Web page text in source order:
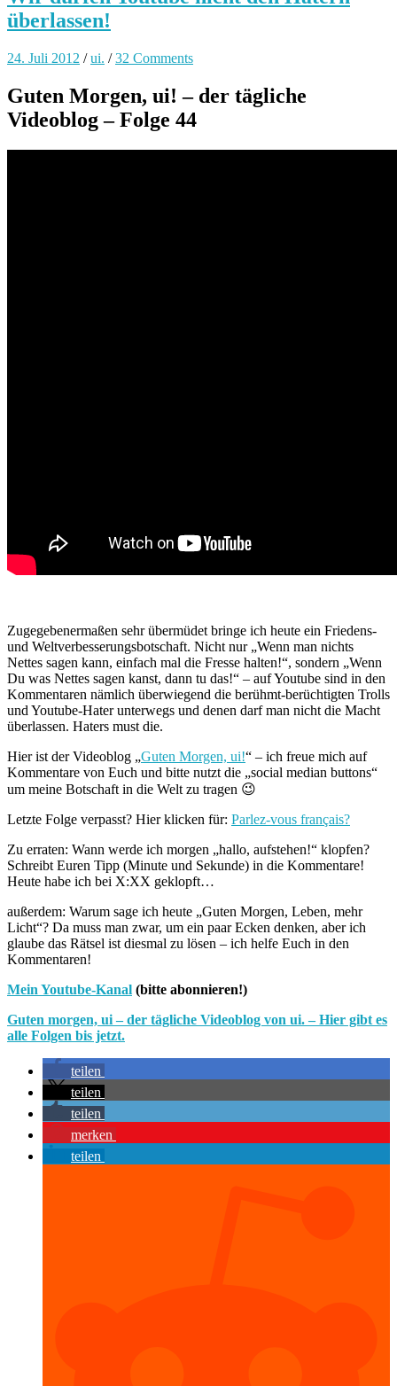
überlassen!
24. Juli 2012 /ui. /32 Comments
Guten Morgen, ui! – der tägliche
Videoblog – Folge 44
Zugegebenermaßen sehr übermüdet bringe ich heute ein Friedens-
und Weltverbesserungsbotschaft. Nicht nur „Wenn man nichts
Nettes sagen kann, einfach mal die Fresse halten!“, sondern „Wenn
Du was Nettes sagen kanst, dann tu das!“ – auf Youtube sind in den
Kommentaren nämlich überwiegend die berühmt-berüchtigten Trolls
und Youtube-Hater unterwegs und denen darf man nicht die Macht
überlassen. Haters must die.
Hier ist der Videoblog „Guten Morgen, ui!“ – ich freue mich auf
Kommentare von Euch und bitte nutzt die „social median buttons“
um meine Botschaft in die Welt zu tragen 😉
Letzte Folge verpasst? Hier klicken für: Parlez-vous français?
Zu erraten: Wann werde ich morgen „hallo, aufstehen!“ klopfen?
Schreibt Euren Tipp (Minute und Sekunde) in die Kommentare!
Heute habe ich bei X:XX geklopft…
außerdem: Warum sage ich heute „Guten Morgen, Leben, mehr
Licht“? Da muss man zwar, um ein paar Ecken denken, aber ich
glaube das Rätsel ist diesmal zu lösen – ich helfe Euch in den
Kommentaren!
Mein Youtube-Kanal (bitte abonnieren!)
Guten morgen, ui – der tägliche Videoblog von ui. – Hier gibt es
alle Folgen bis jetzt.
teilen
teilen
teilen
merken
teilen